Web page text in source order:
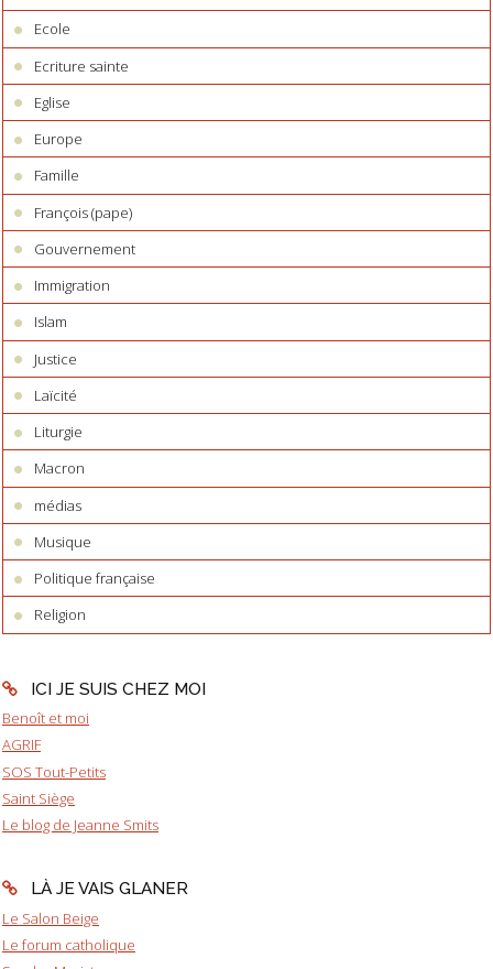
Ecole
Ecriture sainte
Eglise
Europe
Famille
François (pape)
Gouvernement
Immigration
Islam
Justice
Laïcité
Liturgie
Macron
médias
Musique
Politique française
Religion
ICI JE SUIS CHEZ MOI
Benoît et moi
AGRIF
SOS Tout-Petits
Saint Siège
Le blog de Jeanne Smits
LÀ JE VAIS GLANER
Le Salon Beige
Le forum catholique